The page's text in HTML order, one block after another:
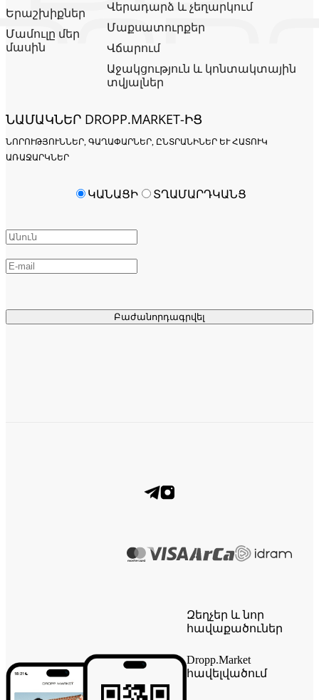
Երաշխիքներ
Մամուլը մեր
մասին
Վերադարձ և չեղարկում
Մաքսատուրքեր
Վճարում
Աջակցություն և կոնտակտային
տվյալներ
ՆԱՄԱԿՆԵՐ DROPP.MARKET-ԻՑ
ՆՈՐՈՒԹՅՈՒՆՆԵՐ, ԳԱՂԱՓԱՐՆԵՐ, ԸՆՏՐԱՆԻՆԵՐ ԵՒ ՀԱՏՈՒԿ Ա
ՌԱՋԱՐԿՆԵՐ
Բաժանորդագրվել
ԿԱՆԱՑԻ ՏՂԱՄԱՐԴԿԱՆՑ
Զեղչեր և նոր
հավաքածուներ
Dropp.Market
հավելվածում